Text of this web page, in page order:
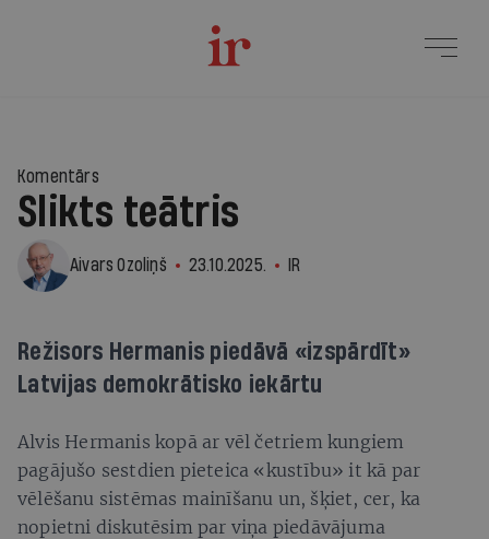
Komentārs
Slikts teātris
Aivars Ozoliņš 23.10.2025. IR
Režisors Hermanis piedāvā «izspārdīt»
Latvijas demokrātisko iekārtu
Alvis Hermanis kopā ar vēl četriem kungiem
pagājušo sestdien pieteica «kustību» it kā par
vēlēšanu sistēmas mainīšanu un, šķiet, cer, ka
nopietni diskutēsim par viņa piedāvājuma